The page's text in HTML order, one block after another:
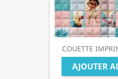
COUETTE
AJOUTER